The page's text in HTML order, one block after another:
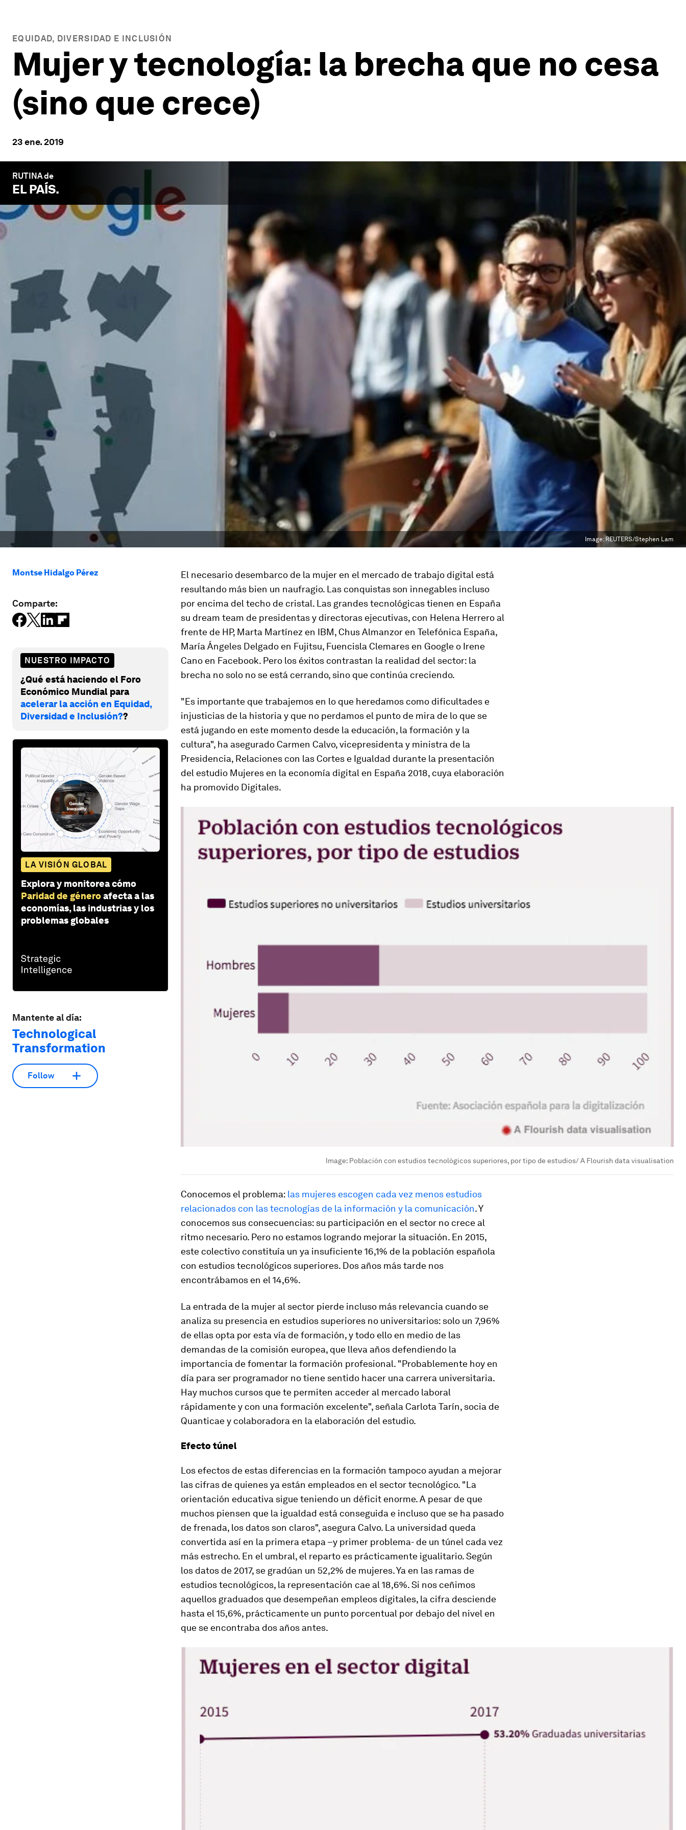
EQUIDAD, DIVERSIDAD E INCLUSIÓN
Mujer y tecnología: la brecha que no cesa
(sino que crece)
23 ene. 2019
RUTINA de
EL PAÍS.
Image: REUTERS/Stephen Lam
Montse Hidalgo Pérez
Comparte:
NUESTRO IMPACTO
¿Qué está haciendo el Foro
Económico Mundial para
acelerar la acción en Equidad,
Diversidad e Inclusión??
LA VISIÓN GLOBAL
Explora y monitorea cómo
Paridad de géneroafecta a las
economías, las industrias y los
problemas globales
Mantente al día:
Technological
Transformation
Follow
El necesario desembarco de la mujer en el mercado de trabajo digital está
resultando más bien un naufragio. Las conquistas son innegables incluso
por encima del techo de cristal. Las grandes tecnológicas tienen en España
su dream team de presidentas y directoras ejecutivas, con Helena Herrero al
frente de HP, Marta Martínez en IBM, Chus Almanzor en Telefónica España,
María Ángeles Delgado en Fujitsu, Fuencisla Clemares en Google o Irene
Cano en Facebook. Pero los éxitos contrastan la realidad del sector: la
brecha no solo no se está cerrando, sino que continúa creciendo.
"Es importante que trabajemos en lo que heredamos como dificultades e
injusticias de la historia y que no perdamos el punto de mira de lo que se
está jugando en este momento desde la educación, la formación y la
cultura", ha asegurado Carmen Calvo, vicepresidenta y ministra de la
Presidencia, Relaciones con las Cortes e Igualdad durante la presentación
del estudio Mujeres en la economía digital en España 2018, cuya elaboración
ha promovido Digitales.
Image: Población con estudios tecnológicos superiores, por tipo de estudios/ A Flourish data visualisation
Conocemos el problema: las mujeres escogen cada vez menos estudios
relacionados con las tecnologías de la información y la comunicación. Y
conocemos sus consecuencias: su participación en el sector no crece al
ritmo necesario. Pero no estamos logrando mejorar la situación. En 2015,
este colectivo constituía un ya insuficiente 16,1% de la población española
con estudios tecnológicos superiores. Dos años más tarde nos
encontrábamos en el 14,6%.
La entrada de la mujer al sector pierde incluso más relevancia cuando se
analiza su presencia en estudios superiores no universitarios: solo un 7,96%
de ellas opta por esta vía de formación, y todo ello en medio de las
demandas de la comisión europea, que lleva años defendiendo la
importancia de fomentar la formación profesional. "Probablemente hoy en
día para ser programador no tiene sentido hacer una carrera universitaria.
Hay muchos cursos que te permiten acceder al mercado laboral
rápidamente y con una formación excelente", señala Carlota Tarín, socia de
Quanticae y colaboradora en la elaboración del estudio.
Efecto túnel
Los efectos de estas diferencias en la formación tampoco ayudan a mejorar
las cifras de quienes ya están empleados en el sector tecnológico. "La
orientación educativa sigue teniendo un déficit enorme. A pesar de que
muchos piensen que la igualdad está conseguida e incluso que se ha pasado
de frenada, los datos son claros", asegura Calvo. La universidad queda
convertida así en la primera etapa –y primer problema- de un túnel cada vez
más estrecho. En el umbral, el reparto es prácticamente igualitario. Según
los datos de 2017, se gradúan un 52,2% de mujeres. Ya en las ramas de
estudios tecnológicos, la representación cae al 18,6%. Si nos ceñimos
aquellos graduados que desempeñan empleos digitales, la cifra desciende
hasta el 15,6%, prácticamente un punto porcentual por debajo del nivel en
que se encontraba dos años antes.